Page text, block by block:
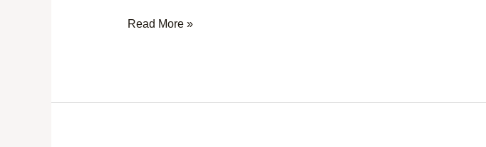
पूजा:
Read More »